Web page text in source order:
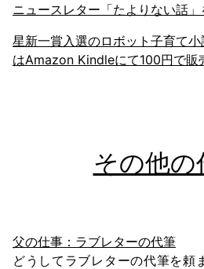
ニュースレター「たよりない話」
星新一賞入選のロボット子育て小
はAmazon Kindleにて100円で販
その他の
父の仕事：ラブレターの代筆
どうしてラブレターの代筆を頼